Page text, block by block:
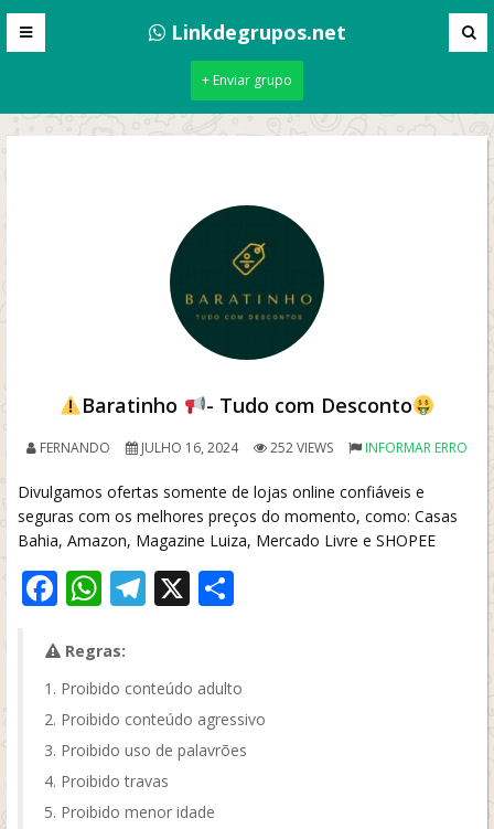
Linkdegrupos.net
+ Enviar grupo
Baratinho - Tudo com Desconto
FERNANDO JULHO 16, 2024 252 VIEWS INFORMAR ERRO
Divulgamos ofertas somente de lojas online confiáveis e
seguras com os melhores preços do momento, como: Casas
Bahia, Amazon, Magazine Luiza, Mercado Livre e SHOPEE
Facebook
WhatsApp
Telegram
X
Regras:
Proibido conteúdo adulto
Proibido conteúdo agressivo
Proibido uso de palavrões
Proibido travas
Proibido menor idade